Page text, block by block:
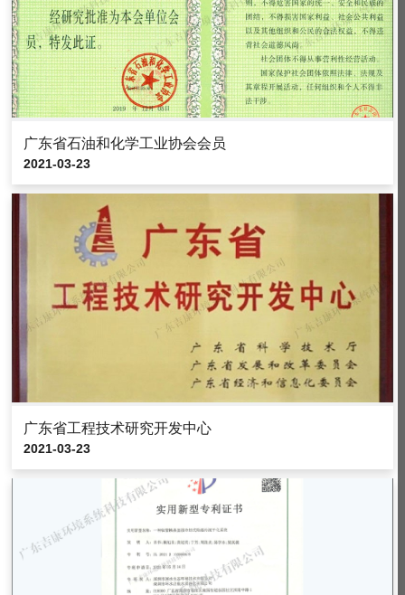
广东省石油和化学工业协会会员
2021-03-23
广东省工程技术研究开发中心
2021-03-23